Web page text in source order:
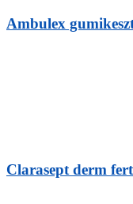
Ambulex
Clarasept derm